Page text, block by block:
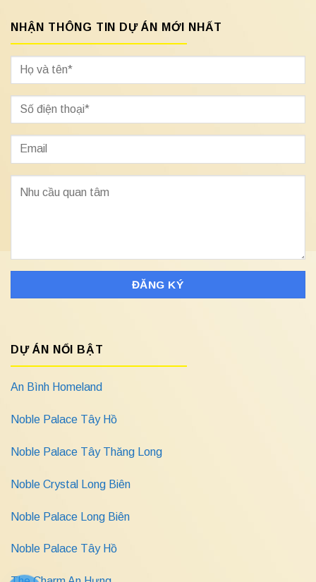
NHẬN THÔNG TIN DỰ ÁN MỚI NHẤT
DỰ ÁN NỔI BẬT
An Bình Homeland
Noble Palace Tây Hồ
Noble Palace Tây Thăng Long
Noble Crystal Long Biên
Noble Palace Long Biên
Noble Palace Tây Hồ